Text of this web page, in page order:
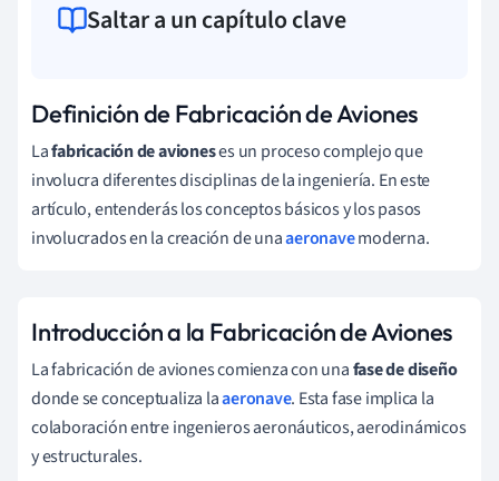
Saltar a un capítulo clave
Definición de Fabricación de Aviones
Lafabricación de avioneses un proceso complejo que
involucra diferentes disciplinas de la ingeniería. En este
artículo, entenderás los conceptos básicos y los pasos
involucrados en la creación de unaaeronavemoderna.
Introducción a la Fabricación de Aviones
La fabricación de aviones comienza con unafase de diseño
donde se conceptualiza laaeronave. Esta fase implica la
colaboración entre ingenieros aeronáuticos, aerodinámicos
y estructurales.